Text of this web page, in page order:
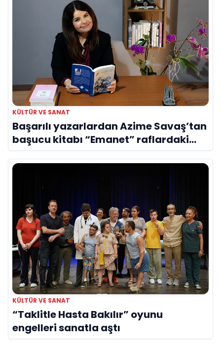
KÜLTÜR VE SANAT
Başarılı yazarlardan Azime Savaş’tan
başucu kitabı “Emanet” raflardaki
yerini aldı
KÜLTÜR VE SANAT
“Taklitle Hasta Bakılır” oyunu
engelleri sanatla aştı